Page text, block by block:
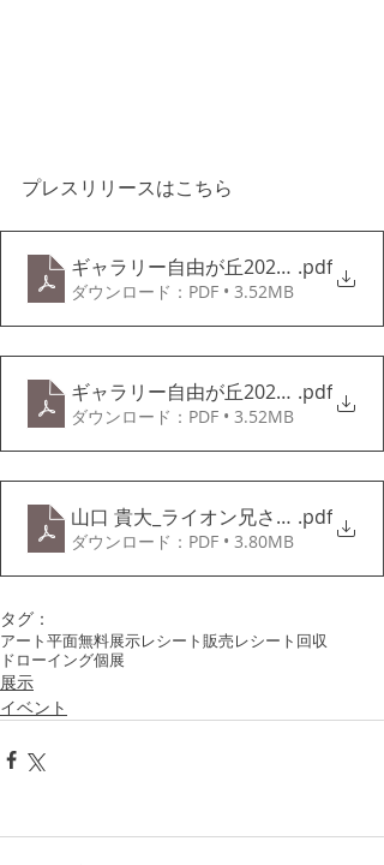
プレスリリースはこちら
ギャラリー自由が丘2024_JP.pdf
ダウンロード：PDF • 3.52MB
ギャラリー自由が丘2024_JP.pdf
ダウンロード：PDF • 3.52MB
山口 貴大_ライオン兄さんさま レビ
.pdf
ダウンロード：PDF • 3.80MB
タグ：
アート平面無料展示レシート販売レシート回収
ドローイング個展
展示
イベント